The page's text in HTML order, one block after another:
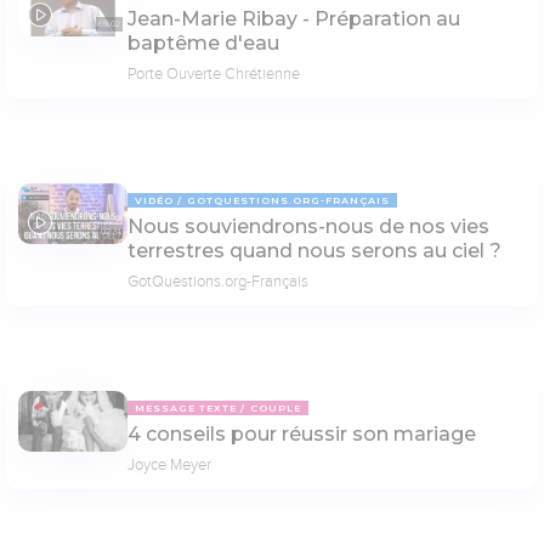
69:02
Jean-Marie Ribay - Préparation au
baptême d'eau
Porte Ouverte Chrétienne
02:31
VIDÉO GOTQUESTIONS.ORG-FRANÇAIS
Nous souviendrons-nous de nos vies
terrestres quand nous serons au ciel ?
GotQuestions.org-Français
MESSAGE TEXTE COUPLE
4 conseils pour réussir son mariage
Joyce Meyer